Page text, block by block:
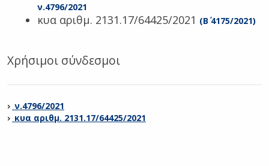
ν.4796/2021
κυα αριθμ. 2131.17/64425/2021 (Β΄ 4175/2021)
Χρήσιμοι σύνδεσμοι
ν.4796/2021
κυα αριθμ. 2131.17/64425/2021